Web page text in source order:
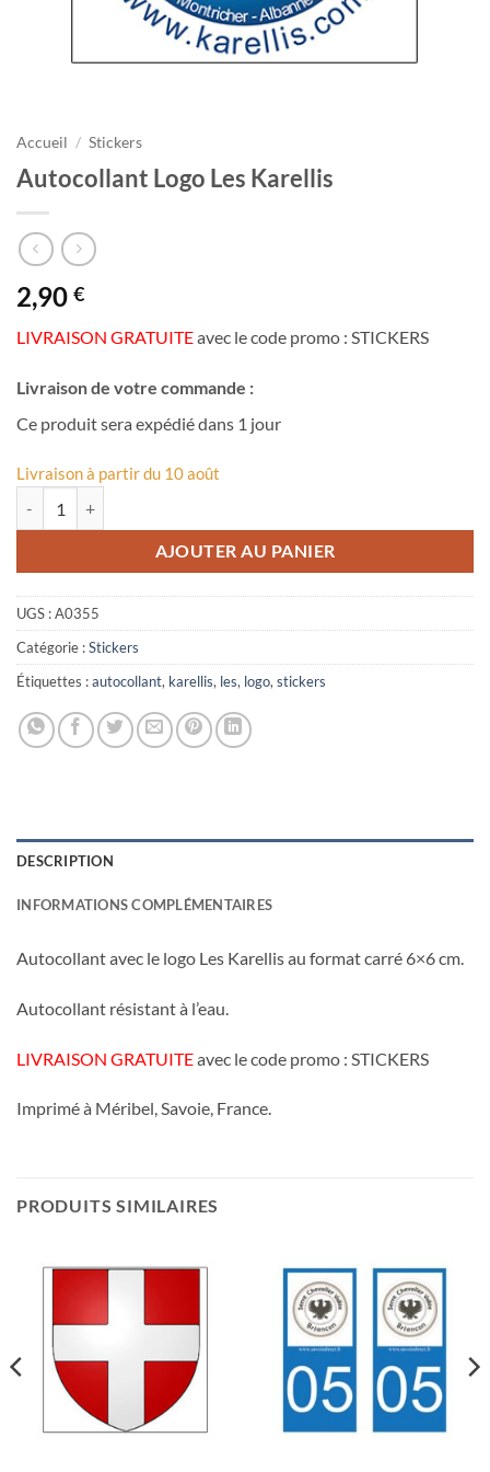
Accueil / Stickers
Autocollant Logo Les Karellis
2,90 €
LIVRAISON GRATUITEavec le code promo : STICKERS
Livraison de votre commande :
Ce produit sera expédié dans 1 jour
Livraison à partir du 10 août
AJOUTER AU PANIER
UGS :A0355
Catégorie :Stickers
Étiquettes :autocollant, karellis, les, logo, stickers
DESCRIPTION
INFORMATIONS COMPLÉMENTAIRES
Autocollant avec le logo Les Karellis au format carré 6×6 cm.
Autocollant résistant à l’eau.
LIVRAISON GRATUITEavec le code promo : STICKERS
Imprimé à Méribel, Savoie, France.
PRODUITS SIMILAIRES